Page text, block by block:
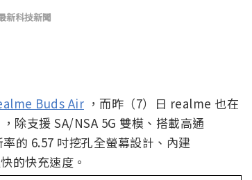
新科技新聞
Buds Air ，而昨（7）日 realme 也在
除支援 SA/NSA 5G 雙模、搭載高通
的 6.57 吋挖孔全螢幕設計、內建
的快充速度。